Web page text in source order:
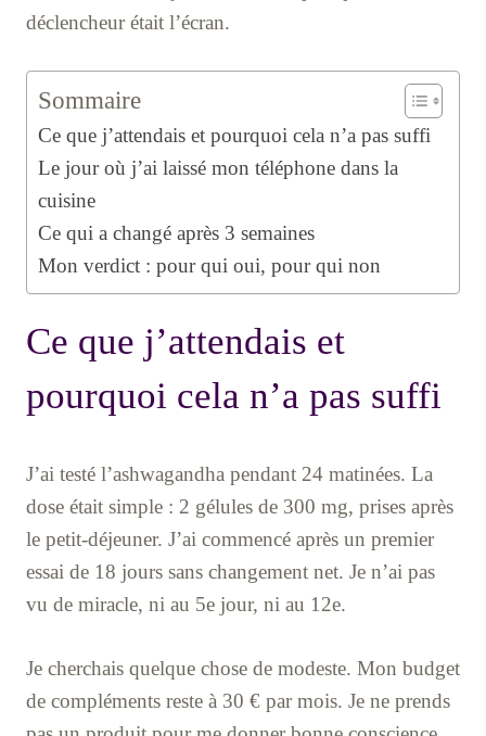
déclencheur était l’écran.
Sommaire
Ce que j’attendais et pourquoi cela n’a pas suffi
Le jour où j’ai laissé mon téléphone dans la
cuisine
Ce qui a changé après 3 semaines
Mon verdict : pour qui oui, pour qui non
Ce que j’attendais et
pourquoi cela n’a pas suffi
J’ai testé l’ashwagandha pendant 24 matinées. La
dose était simple : 2 gélules de 300 mg, prises après
le petit-déjeuner. J’ai commencé après un premier
essai de 18 jours sans changement net. Je n’ai pas
vu de miracle, ni au 5e jour, ni au 12e.
Je cherchais quelque chose de modeste. Mon budget
de compléments reste à 30 € par mois. Je ne prends